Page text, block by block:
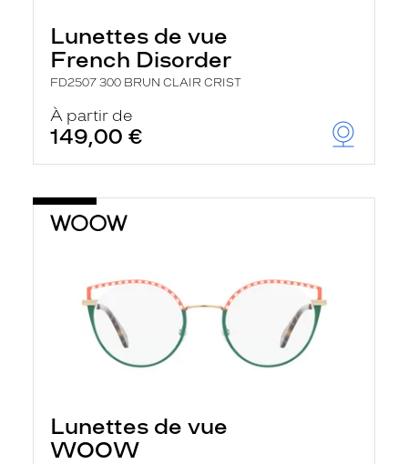
Lunettes de vue
French Disorder
FD2507 300 BRUN CLAIR CRIST
À partir de
149,00 €
Lunettes de vue
WOOW